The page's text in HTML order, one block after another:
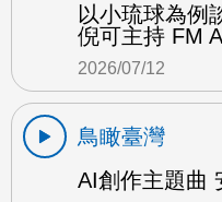
以小琉球為例
倪可主持 FM
2026/07/12
鳥瞰臺灣
AI創作主題曲